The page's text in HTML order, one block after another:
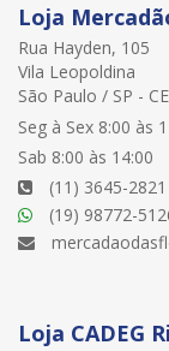
Loja
Rua Hayden, 105
Vila Leopoldina
São Paulo / SP -
Seg à Sex 8:00 às
Sab 8:00 às 14:00
(11) 3645-2821
(19) 98772-
Loja CADEG